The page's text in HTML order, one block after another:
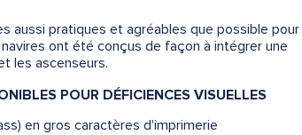
aussi pratiques et agréables que possible pour
ont été conçus de façon à intégrer une
les ascenseurs.
POUR DÉFICIENCES VISUELLES
en gros caractères d'imprimerie